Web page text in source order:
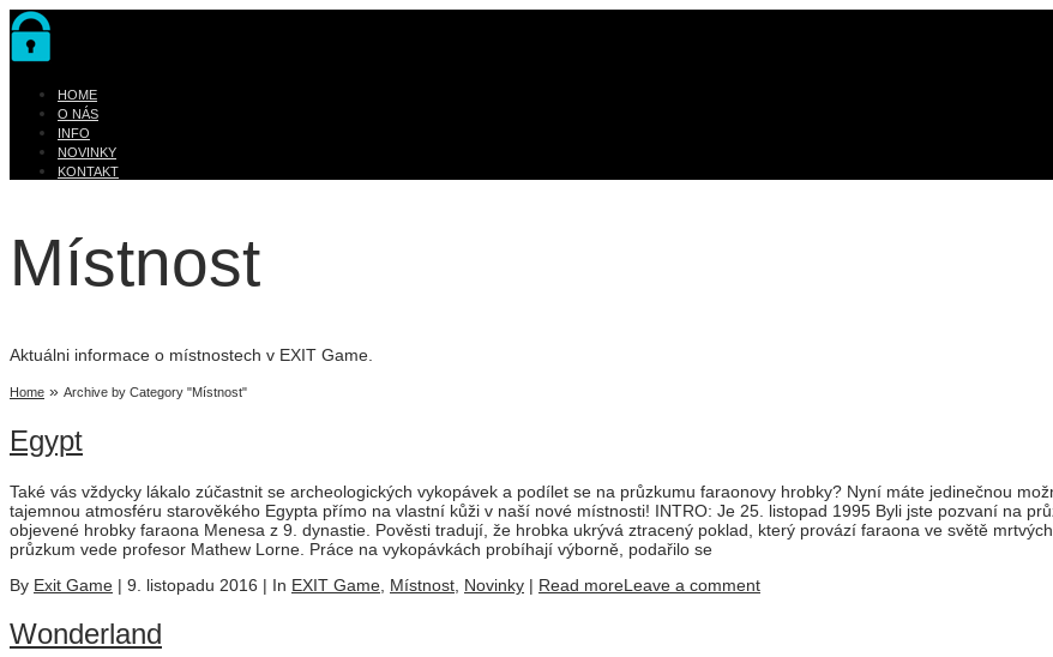
HOME
O NÁS
INFO
NOVINKY
KONTAKT
Místnost
Aktuálni informace o místnostech v EXIT Game.
Home » Archive by Category "Místnost"
Egypt
Také vás vždycky lákalo zúčastnit se archeologických vykopávek a podílet se na průzkumu faraonovy hrobky? Nyní máte jedinečnou
tajemnou atmosféru starověkého Egypta přímo na vlastní kůži v naší nové místnosti! INTRO: Je 25. listopad 1995 Byli jste pozvaní na
objevené hrobky faraona Menesa z 9. dynastie. Pověsti tradují, že hrobka ukrývá ztracený poklad, který provází faraona ve světě
průzkum vede profesor Mathew Lorne. Práce na vykopávkách probíhají výborně, podařilo se
By Exit Game | 9. listopadu 2016 | In EXIT Game Místnost Novinky | Read moreLeave a comment
Wonderland